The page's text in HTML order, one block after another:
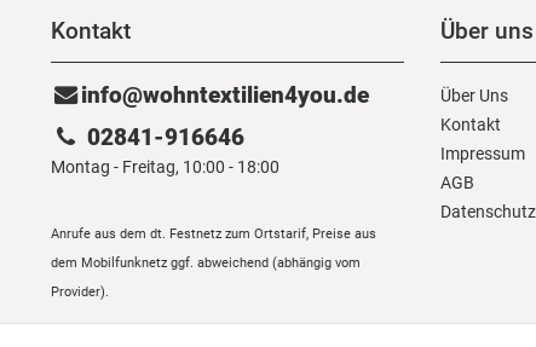
Kontakt
info@wohntextilien4you.de
02841-916646
Montag - Freitag, 10:00 - 18:00
Anrufe aus dem dt. Festnetz zum Ortstarif, Preise aus
dem Mobilfunknetz ggf. abweichend (abhängig vom
Provider).
Über uns
Über Uns
Kontakt
Impressum
AGB